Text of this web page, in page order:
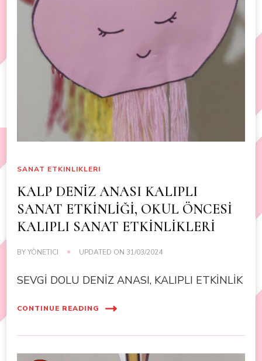
SANAT ETKINLIKLERI
KALP DENİZ ANASI KALIPLI
SANAT ETKİNLİĞİ, OKUL ÖNCESİ
KALIPLI SANAT ETKİNLİKLERİ
BYYÖNETICI UPDATED ON 31/03/2024
SEVGİ DOLU DENİZ ANASI, KALIPLI ETKİNLİK
CONTINUE READING